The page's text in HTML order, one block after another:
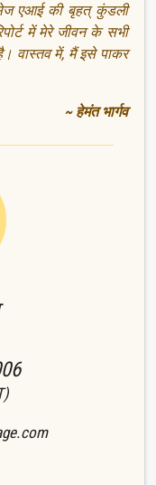
एआई की बृहत् कुंडली
में मेरे जीवन के सभी
वास्तव में, मैं इसे पाकर
~ हेमंत भार्गव